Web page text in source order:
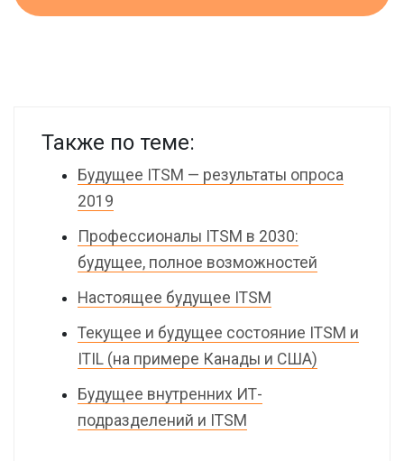
Также по теме:
Будущее ITSM — результаты опроса
2019
Профессионалы ITSM в 2030:
будущее, полное возможностей
Настоящее будущее ITSM
Текущее и будущее состояние ITSM и
ITIL (на примере Канады и США)
Будущее внутренних ИТ-
подразделений и ITSM